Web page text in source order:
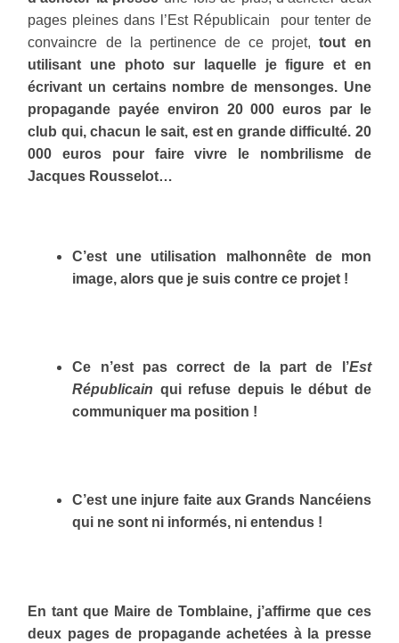
pages pleines dans l’Est Républicain pour tenter de
convaincre de la pertinence de ce projet,tout en
utilisant une photo sur laquelle je figure et en
écrivant un certains nombre de mensonges. Une
propagande payée environ 20 000 euros par le
club qui, chacun le sait, est en grande difficulté. 20
000 euros pour faire vivre le nombrilisme de
Jacques Rousselot…
C’est une utilisation malhonnête de mon
image, alors que je suis contre ce projet !
Ce n’est pas correct de la part de l’Est
Républicain qui refuse depuis le début de
communiquer ma position !
C’est une injure faite aux Grands Nancéiens
qui ne sont ni informés, ni entendus !
En tant que Maire de Tomblaine, j’affirme que ces
deux pages de propagande achetées à la presse